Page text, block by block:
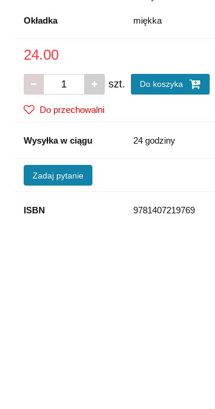
Okładka miękka
24.00
szt. Do koszyka
Do przechowalni
Wysyłka w ciągu 24 godziny
Zadaj pytanie
ISBN 9781407219769